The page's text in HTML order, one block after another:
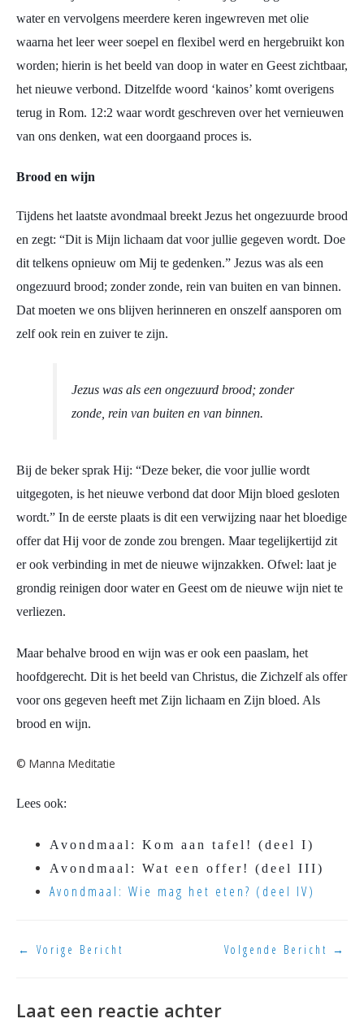
water en vervolgens meerdere keren ingewreven met olie
waarna het leer weer soepel en flexibel werd en hergebruikt kon
worden; hierin is het beeld van doop in water en Geest zichtbaar,
het nieuwe verbond. Ditzelfde woord ‘kainos’ komt overigens
terug in Rom. 12:2 waar wordt geschreven over het vernieuwen
van ons denken, wat een doorgaand proces is.
Brood en wijn
Tijdens het laatste avondmaal breekt Jezus het ongezuurde brood
en zegt: “Dit is Mijn lichaam dat voor jullie gegeven wordt. Doe
dit telkens opnieuw om Mij te gedenken.” Jezus was als een
ongezuurd brood; zonder zonde, rein van buiten en van binnen.
Dat moeten we ons blijven herinneren en onszelf aansporen om
zelf ook rein en zuiver te zijn.
Jezus was als een ongezuurd brood; zonder
zonde, rein van buiten en van binnen.
Bij de beker sprak Hij: “Deze beker, die voor jullie wordt
uitgegoten, is het nieuwe verbond dat door Mijn bloed gesloten
wordt.” In de eerste plaats is dit een verwijzing naar het bloedige
offer dat Hij voor de zonde zou brengen. Maar tegelijkertijd zit
er ook verbinding in met de nieuwe wijnzakken. Ofwel: laat je
grondig reinigen door water en Geest om de nieuwe wijn niet te
verliezen.
Maar behalve brood en wijn was er ook een paaslam, het
hoofdgerecht. Dit is het beeld van Christus, die Zichzelf als offer
voor ons gegeven heeft met Zijn lichaam en Zijn bloed. Als
brood en wijn.
© Manna Meditatie
Lees ook:
Avondmaal: Kom aan tafel! (deel I)
Avondmaal: Wat een offer! (deel III)
Avondmaal: Wie mag het eten? (deel IV)
← Vorige Bericht Volgende Bericht →
Laat een reactie achter